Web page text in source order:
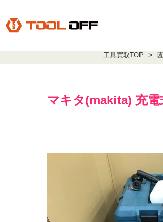
工具買取TOP
マキタ(makita) 充電